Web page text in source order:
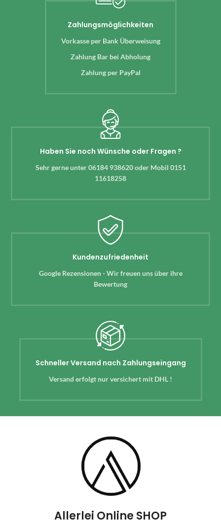
Zahlungsmöglichkeiten
Vorkasse per Bank Überweisung
Zahlung Bar bei Abholung
Zahlung per PayPal
Haben Sie noch Wünsche oder Fragen ?
Sehr gerne unter 06184 938620 oder Mobil 0151
11618258
Kundenzufriedenheit
Google Rezensionen - Wir freuen uns über ihre
Bewertung
Schneller Versand nach Zahlungseingang
Versand erfolgt nur versichert mit DHL !
Allerlei Online SHOP